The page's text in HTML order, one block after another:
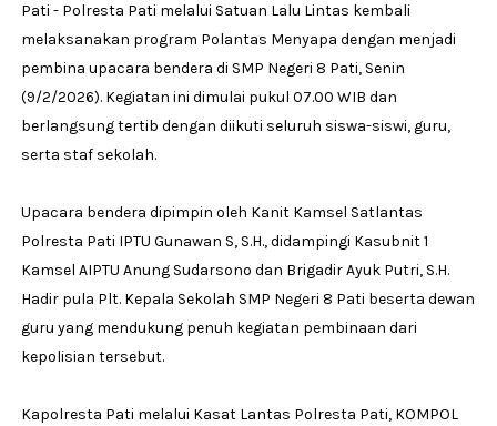
Pati - Polresta Pati melalui Satuan Lalu Lintas kembali
melaksanakan program Polantas Menyapa dengan menjadi
pembina upacara bendera di SMP Negeri 8 Pati, Senin
(9/2/2026). Kegiatan ini dimulai pukul 07.00 WIB dan
berlangsung tertib dengan diikuti seluruh siswa-siswi, guru,
serta staf sekolah.
Upacara bendera dipimpin oleh Kanit Kamsel Satlantas
Polresta Pati IPTU Gunawan S, S.H., didampingi Kasubnit 1
Kamsel AIPTU Anung Sudarsono dan Brigadir Ayuk Putri, S.H.
Hadir pula Plt. Kepala Sekolah SMP Negeri 8 Pati beserta dewan
guru yang mendukung penuh kegiatan pembinaan dari
kepolisian tersebut.
Kapolresta Pati melalui Kasat Lantas Polresta Pati, KOMPOL